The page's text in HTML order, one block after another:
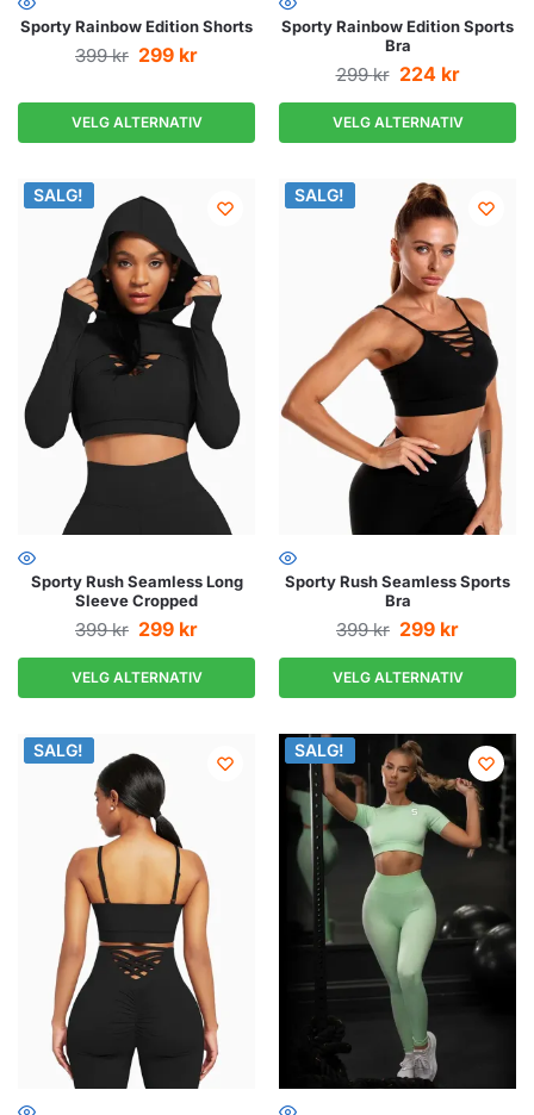
Sporty Rainbow Edition Shorts
399kr 299 kr
VELG ALTERNATIV
Sporty Rainbow Edition Sports
Bra
299kr 224 kr
VELG ALTERNATIV
SALG!
SALG!
Sporty Rush Seamless Long
Sleeve Cropped
399kr 299 kr
VELG ALTERNATIV
SALG!
SALG!
Sporty Rush Seamless Sports
Bra
399kr 299 kr
VELG ALTERNATIV
SALG!
SALG! SALG!
SALG!